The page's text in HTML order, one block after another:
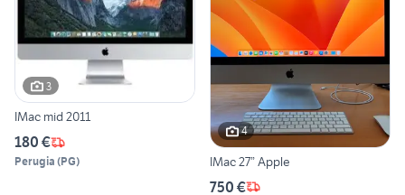
3
IMac mid 2011
180 €
Perugia (PG)
4
IMac 27” Apple
750 €